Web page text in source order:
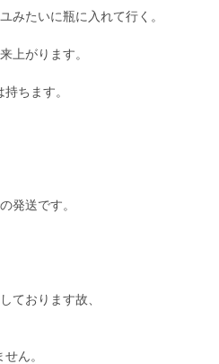
みたいに瓶に入れて行く。
上がります。
ちます。
発送です。
ております故、
せん。